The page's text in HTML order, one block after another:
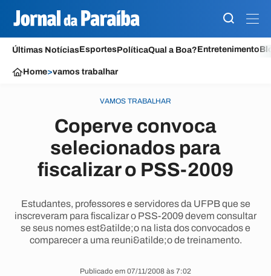
Últimas NotíciasEsportesPolíticaQual a Boa?Entretenimento
Home>vamos trabalhar
VAMOS TRABALHAR
Coperve convoca
selecionados para
fiscalizar o PSS-2009
Estudantes, professores e servidores da UFPB que se
inscreveram para fiscalizar o PSS-2009 devem consultar
se seus nomes est&atilde;o na lista dos convocados e
comparecer a uma reuni&atilde;o de treinamento.
Publicado em 07/11/2008 às 7:02